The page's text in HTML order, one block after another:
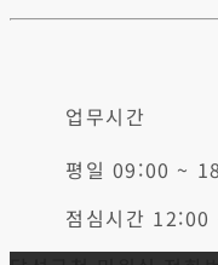
업무시간
평일 09:00 ~
점심시간